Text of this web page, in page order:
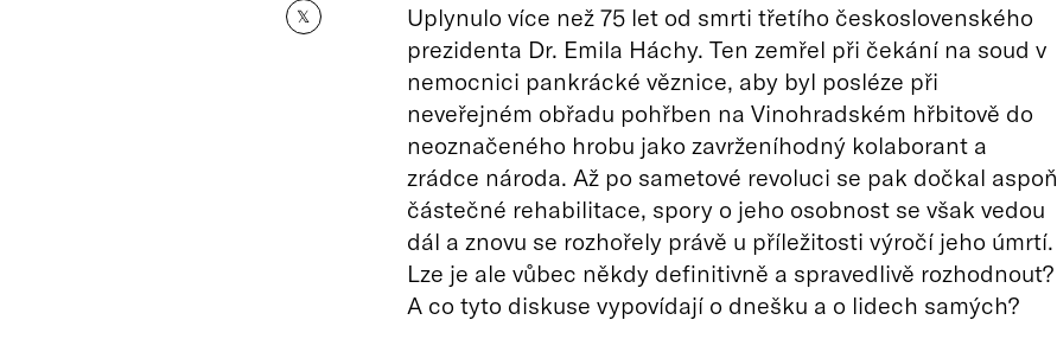
𝕏
Uplynulo více než 75 let od smrti třetího československého
prezidenta Dr. Emila Háchy. Ten zemřel při čekání na soud v
nemocnici pankrácké věznice, aby byl posléze při
neveřejném obřadu pohřben na Vinohradském hřbitově do
neoznačeného hrobu jako zavrženíhodný kolaborant a
zrádce národa. Až po sametové revoluci se pak dočkal aspoň
částečné rehabilitace, spory o jeho osobnost se však vedou
dál a znovu se rozhořely právě u příležitosti výročí jeho úmrtí.
Lze je ale vůbec někdy definitivně a spravedlivě rozhodnout?
A co tyto diskuse vypovídají o dnešku a o lidech samých?